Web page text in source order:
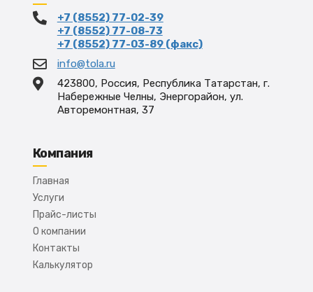
+7 (8552) 77-02-39
+7 (8552) 77-08-73
+7 (8552) 77-03-89 (факс)
info@tola.ru
423800, Россия, Республика Татарстан, г.
Набережные Челны, Энергорайон, ул.
Авторемонтная, 37
Компания
Главная
Услуги
Прайс-листы
О компании
Контакты
Калькулятор